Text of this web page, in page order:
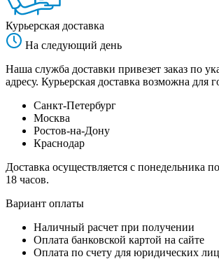
Курьерская доставка
На следующий день
Наша служба доставки привезет заказ по
адресу. Курьерская доставка возможна для
Санкт-Петербург
Москва
Ростов-на-Дону
Краснодар
Доставка осуществляется с понедельника
18 часов.
Вариант оплаты
Наличный расчет при получении
Оплата банковской картой на сайте
Оплата по счету для юридических лиц